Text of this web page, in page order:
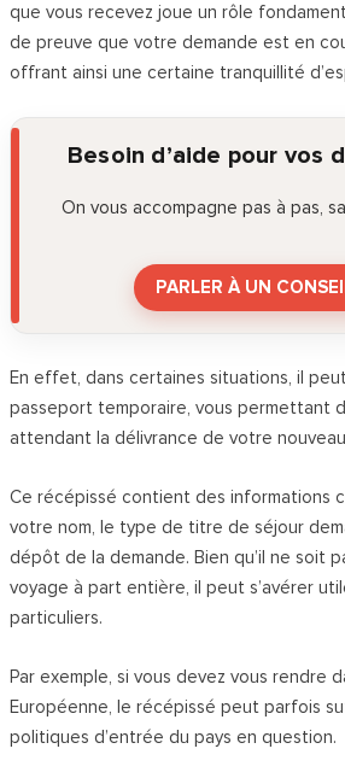
que vous recevez joue un rôle
de preuve que votre demande est en
offrant ainsi une certaine tranquillité
Besoin d’aide pour vos
On vous accompagne pas à pas,
PARLER À UN
En effet, dans certaines situations, il
passeport temporaire, vous permettant
attendant la délivrance de votre
Ce récépissé contient des informations
votre nom, le type de titre de séjour
dépôt de la demande. Bien qu’il ne soit
voyage à part entière, il peut s’avérer
particuliers.
Par exemple, si vous devez vous rendre
Européenne, le récépissé peut parfois
politiques d’entrée du pays en question.